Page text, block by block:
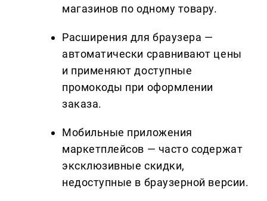
магазинов по одному товару.
Расширения для браузера —
автоматически сравнивают цены
и применяют доступные
промокоды при оформлении
заказа.
Мобильные приложения
маркетплейсов — часто содержат
эксклюзивные скидки,
недоступные в браузерной версии.